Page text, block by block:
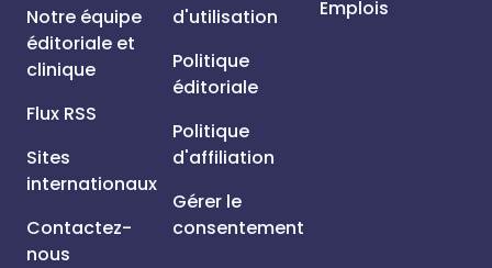
Notre équipe
éditoriale et
clinique
Flux RSS
Sites
internationaux
Contactez-
nous
d'utilisation
Politique
éditoriale
Politique
d'affiliation
Gérer le
consentement
Emplois